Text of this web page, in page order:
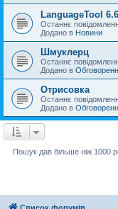
LanguageTool 6.6
Останнє
Додано в Новини
Шмуклерц
Останнє
Додано в
Отрисовка
Останнє
Додано в
Пошук дав більше ніж 1000
Список форумів